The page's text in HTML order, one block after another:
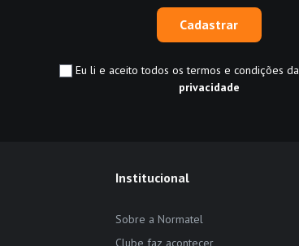
Cadastrar
Eu li e aceito todos os termos e condições da
privacidade
Institucional
Sobre a Normatel
Clube faz acontecer